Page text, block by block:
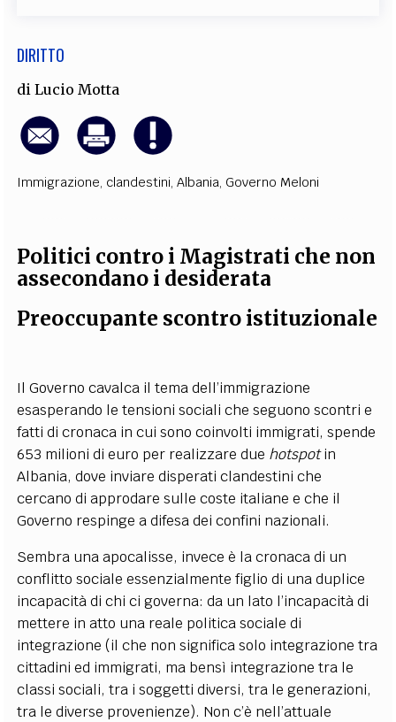
DIRITTO
diLucio Motta
Immigrazione, clandestini,Albania, Governo Meloni
Politici contro i Magistrati che non
assecondano i desiderata
Preoccupante scontro istituzionale
Il Governo cavalca il tema dell’immigrazione
esasperando le tensioni sociali che seguono scontri e
fatti di cronaca in cui sono coinvolti immigrati, spende
653 milioni di euro per realizzare due hotspotin
Albania, dove inviare disperati clandestini che
cercano di approdare sulle coste italiane e che il
Governo respinge a difesa dei confini nazionali.
Sembra una apocalisse, invece è la cronaca di un
conflitto sociale essenzialmente figlio di una duplice
incapacità di chi ci governa: da un lato l’incapacità di
mettere in atto una reale politica sociale di
integrazione (il che non significa solo integrazione tra
cittadini ed immigrati, ma bensì integrazione tra le
classi sociali, tra i soggetti diversi, tra le generazioni,
tra le diverse provenienze). Non c’è nell’attuale